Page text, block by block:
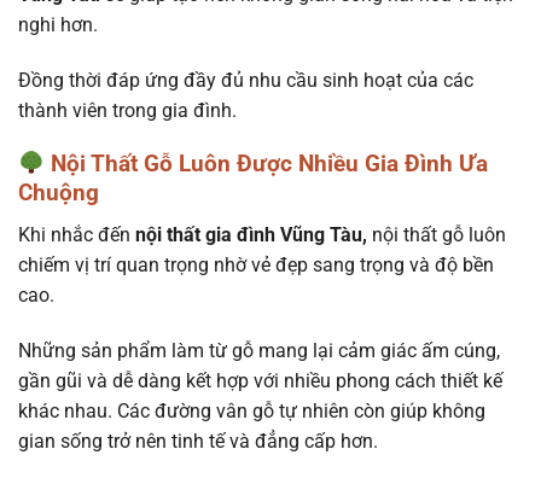
nghi hơn.
Đồng thời đáp ứng đầy đủ nhu cầu sinh hoạt của các
thành viên trong gia đình.
Nội Thất Gỗ Luôn Được Nhiều Gia Đình Ưa
Chuộng
Khi nhắc đến nội thất gia đình Vũng Tàu, nội thất gỗ luôn
chiếm vị trí quan trọng nhờ vẻ đẹp sang trọng và độ bền
cao.
Những sản phẩm làm từ gỗ mang lại cảm giác ấm cúng,
gần gũi và dễ dàng kết hợp với nhiều phong cách thiết kế
khác nhau. Các đường vân gỗ tự nhiên còn giúp không
gian sống trở nên tinh tế và đẳng cấp hơn.